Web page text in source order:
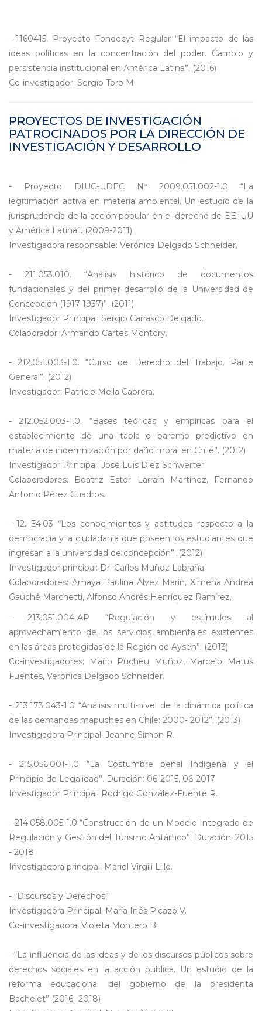
- 1160415. Proyecto Fondecyt Regular “El impacto de las
ideas políticas en la concentración del poder. Cambio y
persistencia institucional en América Latina”. (2016)
Co-investigador: Sergio Toro M.
PROYECTOS DE INVESTIGACIÓN
PATROCINADOS POR LA DIRECCIÓN DE
INVESTIGACIÓN Y DESARROLLO
- Proyecto DIUC-UDEC Nº 2009.051.002-1.0 “La
legitimación activa en materia ambiental. Un estudio de la
jurisprudencia de la acción popular en el derecho de EE. UU
y América Latina”. (2009-2011)
Investigadora responsable: Verónica Delgado Schneider.
- 211.053.010. “Análisis histórico de documentos
fundacionales y del primer desarrollo de la Universidad de
Concepción (1917-1937)”. (2011)
Investigador Principal: Sergio Carrasco Delgado.
Colaborador: Armando Cartes Montory.
- 212.051.003-1.0. “Curso de Derecho del Trabajo. Parte
General”. (2012)
Investigador: Patricio Mella Cabrera.
- 212.052.003-1.0. “Bases teóricas y empíricas para el
establecimiento de una tabla o baremo predictivo en
materia de indemnización por daño moral en Chile”. (2012)
Investigador Principal: José Luis Diez Schwerter.
Colaboradores: Beatriz Ester Larraín Martínez, Fernando
Antonio Pérez Cuadros.
- 12. E4.03 “Los conocimientos y actitudes respecto a la
democracia y la ciudadanía que poseen los estudiantes que
ingresan a la universidad de concepción”. (2012)
Investigador principal: Dr. Carlos Muñoz Labraña.
Colaboradores: Amaya Paulina Álvez Marín, Ximena Andrea
Gauché Marchetti, Alfonso Andrés Henríquez Ramírez.
- 213.051.004-AP “Regulación y estímulos al
aprovechamiento de los servicios ambientales existentes
en las áreas protegidas de la Región de Aysén”. (2013)
Co-investigadores: Mario Pucheu Muñoz, Marcelo Matus
Fuentes, Verónica Delgado Schneider.
- 213.173.043-1.0 “Análisis multi-nivel de la dinámica política
de las demandas mapuches en Chile: 2000- 2012”. (2013)
Investigadora Principal: Jeanne Simon R.
- 215.056.001-1.0 “La Costumbre penal Indígena y el
Principio de Legalidad”. Duración: 06-2015, 06-2017
Investigador Principal: Rodrigo González-Fuente R.
- 214.058.005-1.0 “Construcción de un Modelo Integrado de
Regulación y Gestión del Turismo Antártico”. Duración: 2015
- 2018
Investigadora principal: Mariol Virgili Lillo.
- “Discursos y Derechos”
Investigadora Principal: María Inés Picazo V.
Co-investigadora: Violeta Montero B.
- “La influencia de las ideas y de los discursos públicos sobre
derechos sociales en la acción pública. Un estudio de la
reforma educacional del gobierno de la presidenta
Bachelet” (2016 -2018)